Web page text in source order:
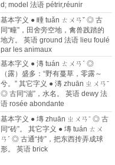
d; model 法语 pétrir,réunir
基本字义 ● 畽 tuǎn ㄊㄨㄢˇ ◎ 古
同“疃”，田舍旁空地，禽兽践踏的
地方。 英语 ground 法语 lieu foulé
par les animaux
基本字义 ● 漙 tuán ㄊㄨㄢˊ ◎
（露）盛多：“野有蔓草，零露～
兮。” 其它字义 ● 漙 zhuān ㄓㄨㄢˉ
◎ 古同“湍”，水名。 英语 dewy 法
语 rosée abondante
基本字义 ● 塼 zhuān ㄓㄨㄢˉ ◎ 古
同“砖”。 其它字义 ● 塼 tuán ㄊㄨ
ㄢˊ ◎ 古通“抟”，把东西抟弄成球
形。 英语 brick